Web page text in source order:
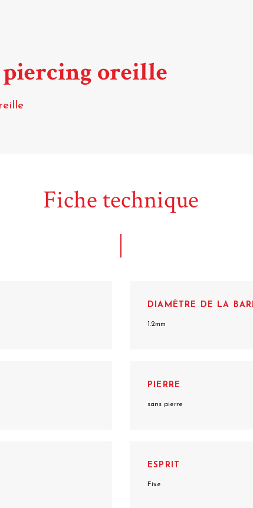
oreille
Fiche technique
DIAMÈTRE DE LA
1.2mm
PIERRE
sans pierre
ESPRIT
Fixe